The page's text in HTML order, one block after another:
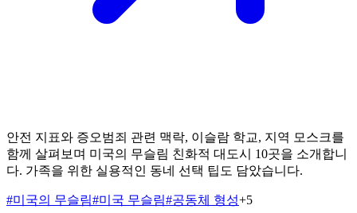
안전 지표와 증오범죄 관련 맥락, 이슬람 학교, 지역 모스크를
함께 살펴보며 미국의 무슬림 친화적 대도시 10곳을 소개합니
다. 가족을 위한 실용적인 동네 선택 팁도 담았습니다.
#미국의 무슬림#미국 무슬림#공동체 형성+5